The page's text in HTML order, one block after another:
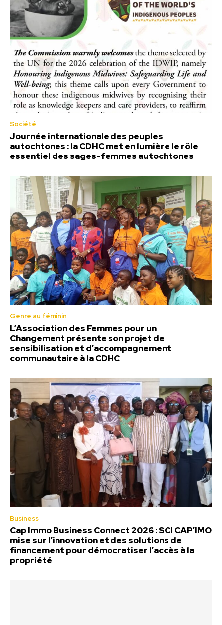
Société
Journée internationale des peuples
autochtones : la CDHC met en lumière le rôle
essentiel des sages-femmes autochtones
Genre au féminin
L’Association des Femmes pour un
Changement présente son projet de
sensibilisation et d’accompagnement
communautaire à la CDHC
Business
Cap Immo Business Connect 2026 : SCI CAP’IMO
mise sur l’innovation et des solutions de
financement pour démocratiser l’accès à la
propriété